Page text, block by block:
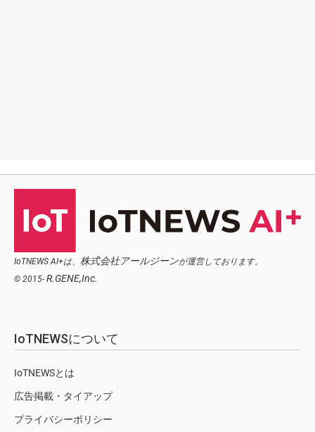
IoTNEWS AI+は、 株式会社アールジーンが運営しております。
© 2015- R.GENE,Inc.
IoTNEWSについて
IoTNEWSとは
広告掲載・タイアップ
プライバシーポリシー